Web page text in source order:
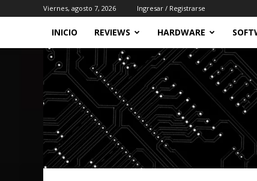
Viernes, agosto 7, 2026 Ingresar / Registrarse
INICIO REVIEWS HARDWARE